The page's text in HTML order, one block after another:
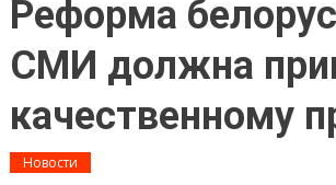
Реформа
СМИ должна
качественному
Новости